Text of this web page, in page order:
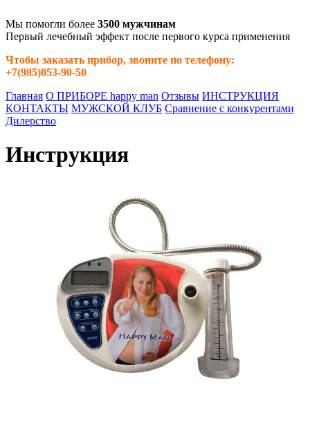
Мы помогли более 3500 мужчинам
Первый лечебный эффект после первого курса применения
Чтобы заказать прибор, звоните по телефону:
+7(985)053-90-50
Главная О ПРИБОРЕ happy man Отзывы ИНСТРУКЦИЯ
КОНТАКТЫ МУЖСКОЙ КЛУБ Сравнение с конкурентами
Дилерство
Инструкция